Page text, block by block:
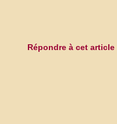
Répondre à cet article